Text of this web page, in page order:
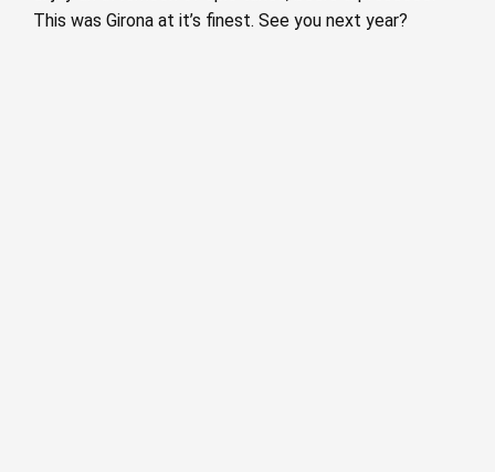
This was Girona at it’s finest. See you next year?